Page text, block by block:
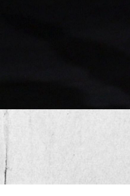
De acuerdo con el presidente
Marcelo Ebrard.
«Es a la que corresponde y el
López Obrador.